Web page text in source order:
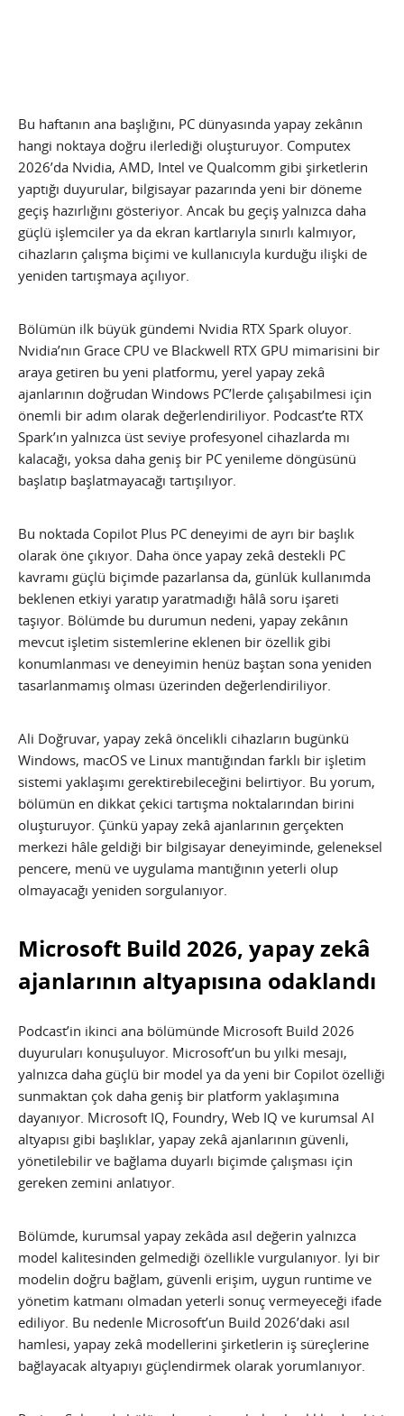
Bu haftanın ana başlığını, PC dünyasında yapay zekânın
hangi noktaya doğru ilerlediği oluşturuyor. Computex
2026’da Nvidia, AMD, Intel ve Qualcomm gibi şirketlerin
yaptığı duyurular, bilgisayar pazarında yeni bir döneme
geçiş hazırlığını gösteriyor. Ancak bu geçiş yalnızca daha
güçlü işlemciler ya da ekran kartlarıyla sınırlı kalmıyor,
cihazların çalışma biçimi ve kullanıcıyla kurduğu ilişki de
yeniden tartışmaya açılıyor.
Bölümün ilk büyük gündemi Nvidia RTX Spark oluyor.
Nvidia’nın Grace CPU ve Blackwell RTX GPU mimarisini bir
araya getiren bu yeni platformu, yerel yapay zekâ
ajanlarının doğrudan Windows PC’lerde çalışabilmesi için
önemli bir adım olarak değerlendiriliyor. Podcast’te RTX
Spark’ın yalnızca üst seviye profesyonel cihazlarda mı
kalacağı, yoksa daha geniş bir PC yenileme döngüsünü
başlatıp başlatmayacağı tartışılıyor.
Bu noktada Copilot Plus PC deneyimi de ayrı bir başlık
olarak öne çıkıyor. Daha önce yapay zekâ destekli PC
kavramı güçlü biçimde pazarlansa da, günlük kullanımda
beklenen etkiyi yaratıp yaratmadığı hâlâ soru işareti
taşıyor. Bölümde bu durumun nedeni, yapay zekânın
mevcut işletim sistemlerine eklenen bir özellik gibi
konumlanması ve deneyimin henüz baştan sona yeniden
tasarlanmamış olması üzerinden değerlendiriliyor.
Ali Doğruvar, yapay zekâ öncelikli cihazların bugünkü
Windows, macOS ve Linux mantığından farklı bir işletim
sistemi yaklaşımı gerektirebileceğini belirtiyor. Bu yorum,
bölümün en dikkat çekici tartışma noktalarından birini
oluşturuyor. Çünkü yapay zekâ ajanlarının gerçekten
merkezi hâle geldiği bir bilgisayar deneyiminde, geleneksel
pencere, menü ve uygulama mantığının yeterli olup
olmayacağı yeniden sorgulanıyor.
Microsoft Build 2026, yapay zekâ
ajanlarının altyapısına odaklandı
Podcast’in ikinci ana bölümünde Microsoft Build 2026
duyuruları konuşuluyor. Microsoft’un bu yılki mesajı,
yalnızca daha güçlü bir model ya da yeni bir Copilot özelliği
sunmaktan çok daha geniş bir platform yaklaşımına
dayanıyor. Microsoft IQ, Foundry, Web IQ ve kurumsal AI
altyapısı gibi başlıklar, yapay zekâ ajanlarının güvenli,
yönetilebilir ve bağlama duyarlı biçimde çalışması için
gereken zemini anlatıyor.
Bölümde, kurumsal yapay zekâda asıl değerin yalnızca
model kalitesinden gelmediği özellikle vurgulanıyor. İyi bir
modelin doğru bağlam, güvenli erişim, uygun runtime ve
yönetim katmanı olmadan yeterli sonuç vermeyeceği ifade
ediliyor. Bu nedenle Microsoft’un Build 2026’daki asıl
hamlesi, yapay zekâ modellerini şirketlerin iş süreçlerine
bağlayacak altyapıyı güçlendirmek olarak yorumlanıyor.